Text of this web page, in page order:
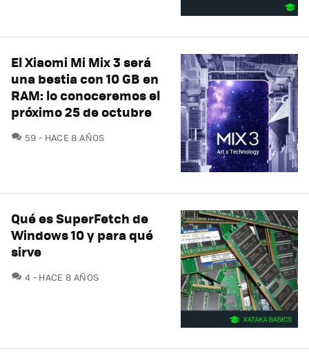
El Xiaomi Mi Mix 3 será
una bestia con 10 GB en
RAM: lo conoceremos el
próximo 25 de octubre
59 COMENTARIOS
HACE 8 AÑOS
Qué es SuperFetch de
Windows 10 y para qué
sirve
4 COMENTARIOS
HACE 8 AÑOS